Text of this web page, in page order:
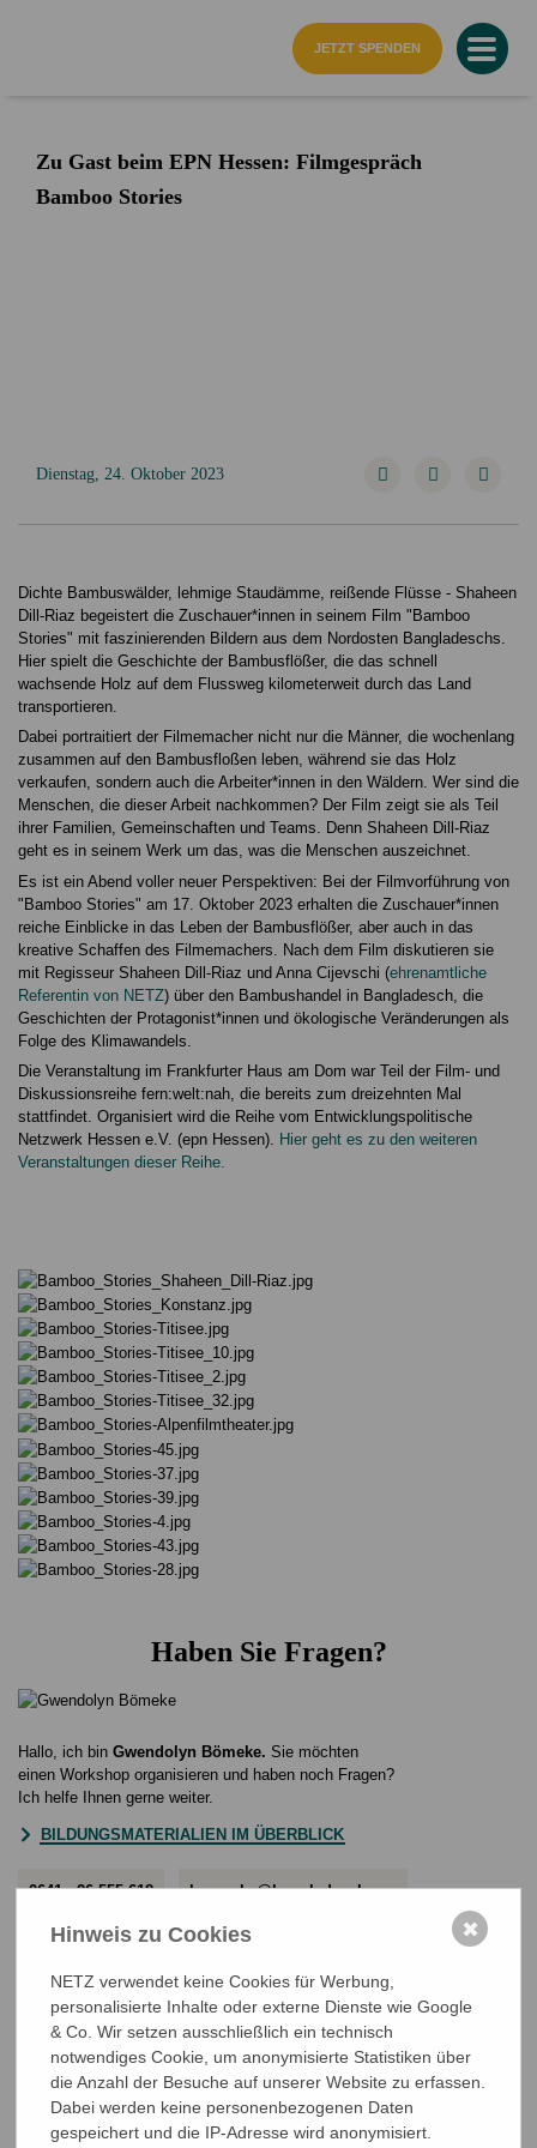
JETZT SPENDEN
Zu Gast beim EPN Hessen: Filmgespräch
Bamboo Stories
Dienstag, 24. Oktober 2023
Dichte Bambuswälder, lehmige Staudämme, reißende Flüsse - Shaheen
Dill-Riaz begeistert die Zuschauer*innen in seinem Film "Bamboo
Stories" mit faszinierenden Bildern aus dem Nordosten Bangladeschs.
Hier spielt die Geschichte der Bambusflößer, die das schnell
wachsende Holz auf dem Flussweg kilometerweit durch das Land
transportieren.
Dabei portraitiert der Filmemacher nicht nur die Männer, die wochenlang
zusammen auf den Bambusfloßen leben, während sie das Holz
verkaufen, sondern auch die Arbeiter*innen in den Wäldern. Wer sind die
Menschen, die dieser Arbeit nachkommen? Der Film zeigt sie als Teil
ihrer Familien, Gemeinschaften und Teams. Denn Shaheen Dill-Riaz
geht es in seinem Werk um das, was die Menschen auszeichnet.
Es ist ein Abend voller neuer Perspektiven: Bei der Filmvorführung von
"Bamboo Stories" am 17. Oktober 2023 erhalten die Zuschauer*innen
reiche Einblicke in das Leben der Bambusflößer, aber auch in das
kreative Schaffen des Filmemachers. Nach dem Film diskutieren sie
mit Regisseur Shaheen Dill-Riaz und Anna Cijevschi (ehrenamtliche
Referentin von NETZ) über den Bambushandel in Bangladesch, die
Geschichten der Protagonist*innen und ökologische Veränderungen als
Folge des Klimawandels.
Die Veranstaltung im Frankfurter Haus am Dom war Teil der Film- und
Diskussionsreihe fern:welt:nah, die bereits zum dreizehnten Mal
stattfindet. Organisiert wird die Reihe vom Entwicklungspolitische
Netzwerk Hessen e.V. (epn Hessen). Hier geht es zu den weiteren
Veranstaltungen dieser Reihe.
Haben Sie Fragen?
Hallo, ich bin Gwendolyn Bömeke. Sie möchten
einen Workshop organisieren und haben noch Fragen?
Ich helfe Ihnen gerne weiter.
BILDUNGSMATERIALIEN IM ÜBERBLICK
0641 - 26 555 618 boemeke@bangladesch.org
Mehr Beiträge
Lernen von Expert*innen: Leben im
Klimahotspot
Lernen durch Begegnung: Der Klimawandel aus
Hinweis zu Cookies
NETZ verwendet keine Cookies für Werbung,
personalisierte Inhalte oder externe Dienste wie Google
& Co. Wir setzen ausschließlich ein technisch
notwendiges Cookie, um anonymisierte Statistiken über
die Anzahl der Besuche auf unserer Website zu erfassen.
Dabei werden keine personenbezogenen Daten
gespeichert und die IP-Adresse wird anonymisiert.
✖